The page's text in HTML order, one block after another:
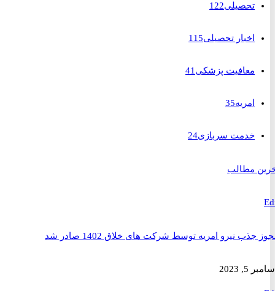
تحصیلی122
اخبار تحصیلی115
معافیت پزشکی41
امریه 35
خدمت سربازی 24
مطالب
نیرو امریه توسط شرکت های خلاق 1402 صادر شد